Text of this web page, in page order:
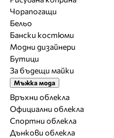
Чорапогащи
Бельо
Бански костюми
Модни дизайнери
Бутици
За бъдещи майки
Мъжка мода
Връхни облекла
Официални облекла
Спортни облекла
Дънкови облекла